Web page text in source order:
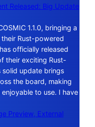
Released: Big Update
1.1.0, bringing a
Rust-powered
officially released
their exciting Rust-
solid update brings
the board, making
to use. I have
Preview, External